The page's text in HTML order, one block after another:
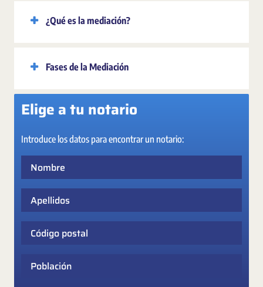
¿Qué es la mediación?
Fases de la Mediación
Elige a tu notario
Introduce los datos para encontrar un notario: